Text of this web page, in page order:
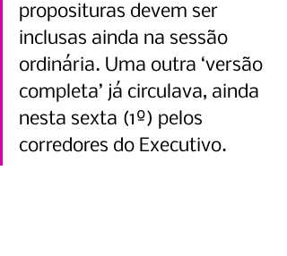
proposituras devem ser
inclusas ainda na sessão
ordinária. Uma outra ‘versão
completa’ já circulava, ainda
nesta sexta (1º) pelos
corredores do Executivo.